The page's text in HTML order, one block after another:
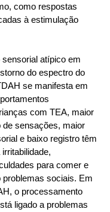
como respostas
à estimulação
atípico em
do espectro do
se manifesta em
com TEA, maior
de sensações, maior
e baixo registro têm
para comer e
sociais. Em
o processamento
ligado a problemas